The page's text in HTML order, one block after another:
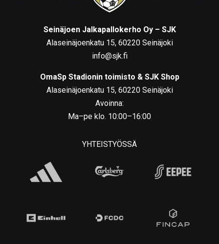
Seinäjoen Jalkapallokerho Oy – SJK
Alaseinäjoenkatu 15, 60220 Seinäjoki
info@sjk.fi
OmaSp Stadionin toimisto & SJK Shop
Alaseinäjoenkatu 15, 60220 Seinäjoki
Avoinna:
Ma–pe klo. 10:00–16:00
YHTEISTYÖSSÄ